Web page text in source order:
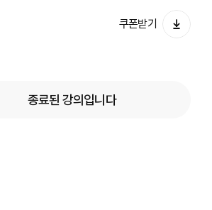
쿠폰받기
종료된 강의입니다